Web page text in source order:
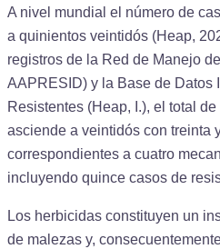
A nivel mundial el número de
a quinientos veintidós (Heap,
registros de la Red de Manejo
AAPRESID) y la Base de Datos
Resistentes (Heap, I.), el total
asciende a veintidós con treinta
correspondientes a cuatro
incluyendo quince casos de
Los herbicidas constituyen un
de malezas y,